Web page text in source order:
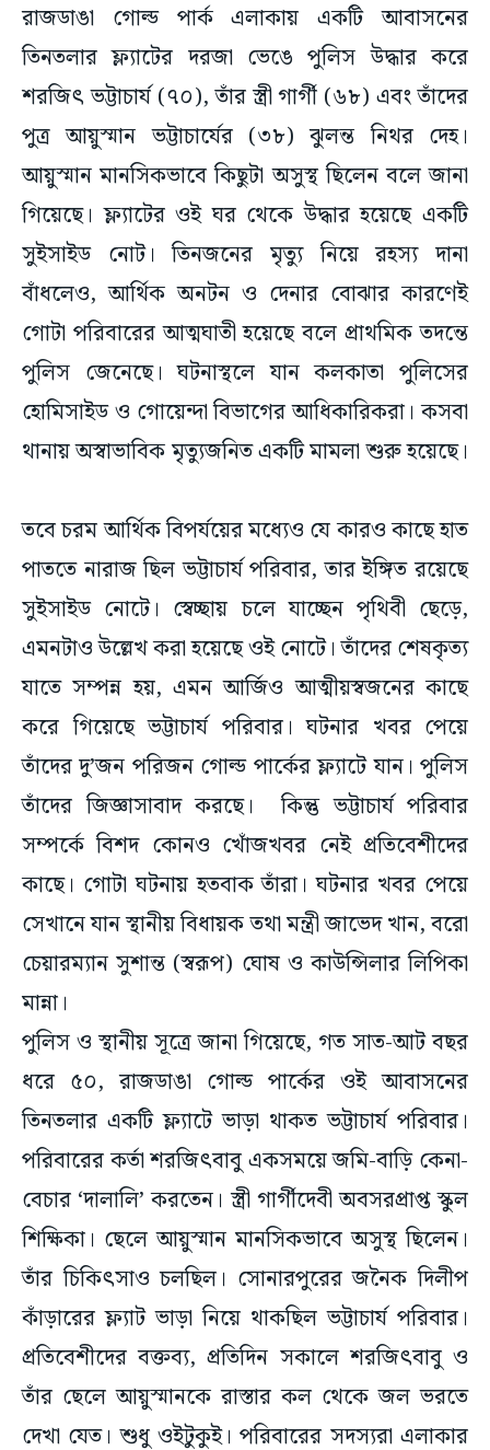
রাজডাঙা গোল্ড পার্ক এলাকায় একটি আবাসনের
তিনতলার ফ্ল্যাটের দরজা ভেঙে পুলিস উদ্ধার করে
শরজিৎ ভট্টাচার্য (৭০), তাঁর স্ত্রী গার্গী (৬৮) এবং তাঁদের
পুত্র আয়ুস্মান ভট্টাচার্যের (৩৮) ঝুলন্ত নিথর দেহ।
আয়ুস্মান মানসিকভাবে কিছুটা অসুস্থ ছিলেন বলে জানা
গিয়েছে। ফ্ল্যাটের ওই ঘর থেকে উদ্ধার হয়েছে একটি
সুইসাইড নোট। তিনজনের মৃত্যু নিয়ে রহস্য দানা
বাঁধলেও, আর্থিক অনটন ও দেনার বোঝার কারণেই
গোটা পরিবারের আত্মঘাতী হয়েছে বলে প্রাথমিক তদন্তে
পুলিস জেনেছে। ঘটনাস্থলে যান কলকাতা পুলিসের
হোমিসাইড ও গোয়েন্দা বিভাগের আধিকারিকরা। কসবা
থানায় অস্বাভাবিক মৃত্যুজনিত একটি মামলা শুরু হয়েছে।
তবে চরম আর্থিক বিপর্যয়ের মধ্যেও যে কারও কাছে হাত
পাততে নারাজ ছিল ভট্টাচার্য পরিবার, তার ইঙ্গিত রয়েছে
সুইসাইড নোটে। স্বেচ্ছায় চলে যাচ্ছেন পৃথিবী ছেড়ে,
এমনটাও উল্লেখ করা হয়েছে ওই নোটে। তাঁদের শেষকৃত্য
যাতে সম্পন্ন হয়, এমন আর্জিও আত্মীয়স্বজনের কাছে
করে গিয়েছে ভট্টাচার্য পরিবার। ঘটনার খবর পেয়ে
তাঁদের দু’জন পরিজন গোল্ড পার্কের ফ্ল্যাটে যান। পুলিস
তাঁদের জিজ্ঞাসাবাদ করছে। কিন্তু ভট্টাচার্য পরিবার
সম্পর্কে বিশদ কোনও খোঁজখবর নেই প্রতিবেশীদের
কাছে। গোটা ঘটনায় হতবাক তাঁরা। ঘটনার খবর পেয়ে
সেখানে যান স্থানীয় বিধায়ক তথা মন্ত্রী জাভেদ খান, বরো
চেয়ারম্যান সুশান্ত (স্বরূপ) ঘোষ ও কাউন্সিলার লিপিকা
মান্না।
পুলিস ও স্থানীয় সূত্রে জানা গিয়েছে, গত সাত-আট বছর
ধরে ৫০, রাজডাঙা গোল্ড পার্কের ওই আবাসনের
তিনতলার একটি ফ্ল্যাটে ভাড়া থাকত ভট্টাচার্য পরিবার।
পরিবারের কর্তা শরজিৎবাবু একসময়ে জমি-বাড়ি কেনা-
বেচার ‘দালালি’ করতেন। স্ত্রী গার্গীদেবী অবসরপ্রাপ্ত স্কুল
শিক্ষিকা। ছেলে আয়ুস্মান মানসিকভাবে অসুস্থ ছিলেন।
তাঁর চিকিৎসাও চলছিল। সোনারপুরের জনৈক দিলীপ
কাঁড়ারের ফ্ল্যাট ভাড়া নিয়ে থাকছিল ভট্টাচার্য পরিবার।
প্রতিবেশীদের বক্তব্য, প্রতিদিন সকালে শরজিৎবাবু ও
তাঁর ছেলে আয়ুস্মানকে রাস্তার কল থেকে জল ভরতে
দেখা যেত। শুধু ওইটুকুই। পরিবারের সদস্যরা এলাকার